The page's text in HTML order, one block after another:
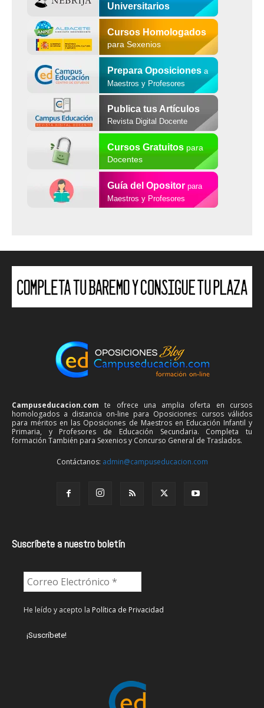
Universitarios
Cursos Homologados
para Sexenios
Prepara Oposiciones a
Maestros y Profesores
Publica tus Artículos
Revista Digital Docente
Cursos Gratuitospara
Docentes
Guía del Opositor para
Maestros y Profesores
Campuseducacion.com te ofrece una amplia oferta en cursos
homologados a distancia on-line para Oposiciones: cursos válidos
para méritos en las Oposiciones de Maestros en Educación Infantil y
Primaria, y Profesores de Educación Secundaria. Completa tu
formación También para Sexenios y Concurso General de Traslados.
Contáctanos: admin@campuseducacion.com
Suscríbete a nuestro boletín
He leído y acepto la Política de Privacidad